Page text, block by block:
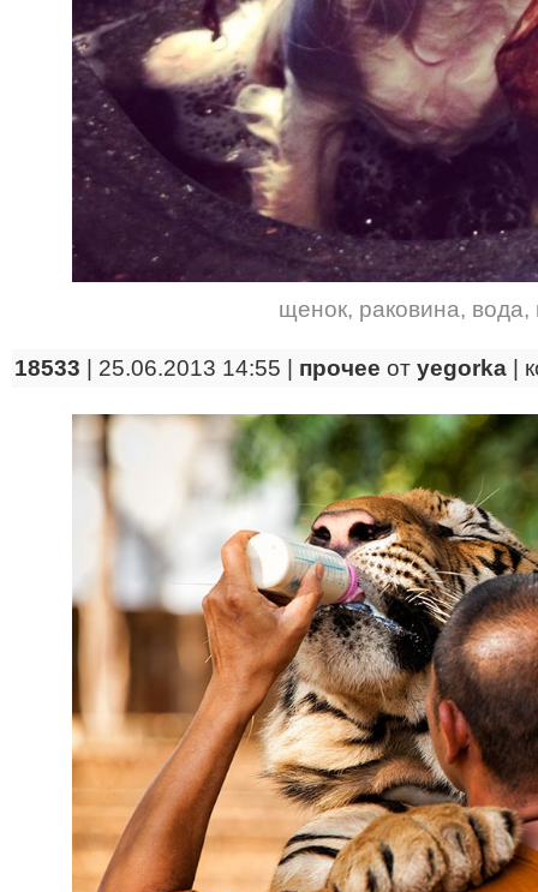
щенок, раковина, вода,
18533 | 25.06.2013 14:55 | прочее от yegorka